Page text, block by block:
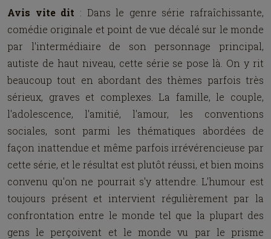
Avis vite dit : Dans le genre série rafraîchissante,
comédie originale et point de vue décalé sur le monde
par l'intermédiaire de son personnage principal,
autiste de haut niveau, cette série se pose là. On y rit
beaucoup tout en abordant des thèmes parfois très
sérieux, graves et complexes. La famille, le couple,
l'adolescence, l'amitié, l'amour, les conventions
sociales, sont parmi les thématiques abordées de
façon inattendue et même parfois irrévérencieuse par
cette série, et le résultat est plutôt réussi, et bien moins
convenu qu'on ne pourrait s'y attendre. L'humour est
toujours présent et intervient régulièrement par la
confrontation entre le monde tel que la plupart des
gens le perçoivent et le monde vu par le prisme